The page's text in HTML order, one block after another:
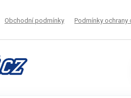
Obchodní podmínky Podmínky ochrany